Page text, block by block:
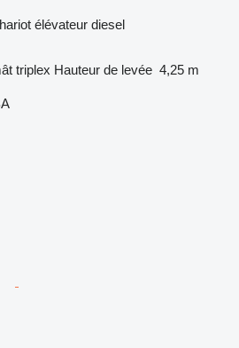
élévateur diesel
triplex Hauteur de levée 4,25 m